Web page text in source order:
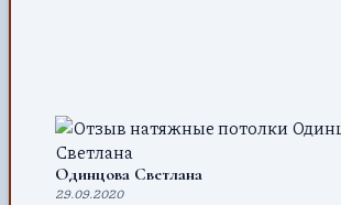
Одинцова Светлана
29.09.2020